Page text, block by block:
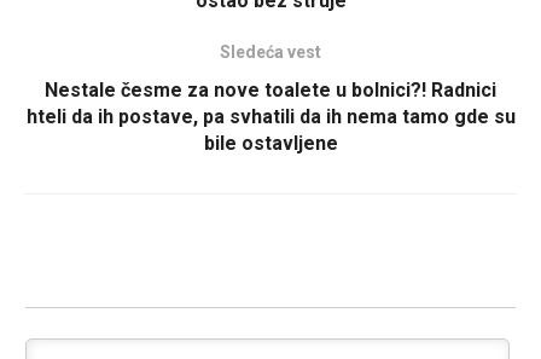
Sledeća vest
Nestale česme za nove toalete u bolnici?! Radnici
hteli da ih postave, pa svhatili da ih nema tamo gde su
bile ostavljene